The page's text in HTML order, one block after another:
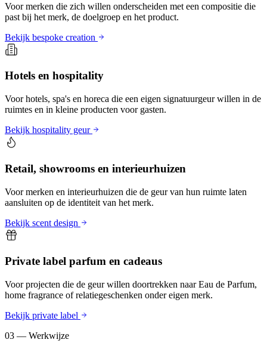
Voor merken die zich willen onderscheiden met een compositie die
past bij het merk, de doelgroep en het product.
Bekijk bespoke creation
Hotels en hospitality
Voor hotels, spa's en horeca die een eigen signatuurgeur willen in de
ruimtes en in kleine producten voor gasten.
Bekijk hospitality geur
Retail, showrooms en interieurhuizen
Voor merken en interieurhuizen die de geur van hun ruimte laten
aansluiten op de identiteit van het merk.
Bekijk scent design
Private label parfum en cadeaus
Voor projecten die de geur willen doortrekken naar Eau de Parfum,
home fragrance of relatiegeschenken onder eigen merk.
Bekijk private label
03 — Werkwijze